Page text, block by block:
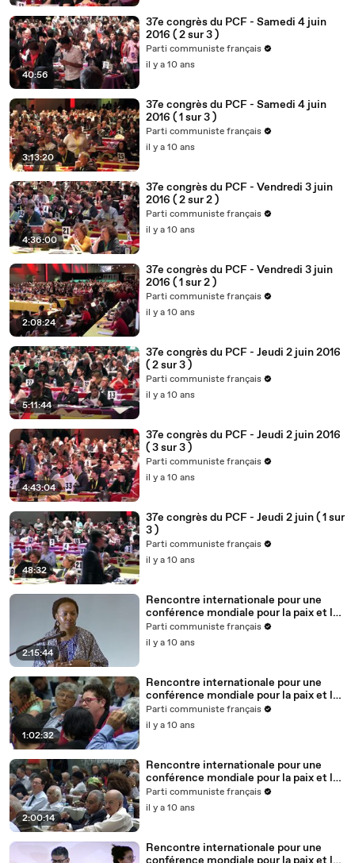
40:56
37e congrès du PCF - Samedi 4 juin
2016 ( 2 sur 3 )
Parti communiste français
il y a 10 ans
3:13:20
37e congrès du PCF - Samedi 4 juin
2016 ( 1 sur 3 )
Parti communiste français
il y a 10 ans
4:36:00
37e congrès du PCF - Vendredi 3 juin
2016 ( 2 sur 2 )
Parti communiste français
il y a 10 ans
2:08:24
37e congrès du PCF - Vendredi 3 juin
2016 ( 1 sur 2 )
Parti communiste français
il y a 10 ans
5:11:44
37e congrès du PCF - Jeudi 2 juin 2016
( 2 sur 3 )
Parti communiste français
il y a 10 ans
4:43:04
37e congrès du PCF - Jeudi 2 juin 2016
( 3 sur 3 )
Parti communiste français
il y a 10 ans
48:32
37e congrès du PCF - Jeudi 2 juin ( 1 sur
3 )
Parti communiste français
il y a 10 ans
2:15:44
Rencontre internationale pour une
conférence mondiale pour la paix et le
progrès - Table-ronde 4 ( 1/2 )
Parti communiste français
il y a 10 ans
1:02:32
Rencontre internationale pour une
conférence mondiale pour la paix et le
progrès - Table-ronde 4 ( 2/2 )
Parti communiste français
il y a 10 ans
2:00:14
Rencontre internationale pour une
conférence mondiale pour la paix et le
progrès - Table-ronde 3
Parti communiste français
il y a 10 ans
Rencontre internationale pour une